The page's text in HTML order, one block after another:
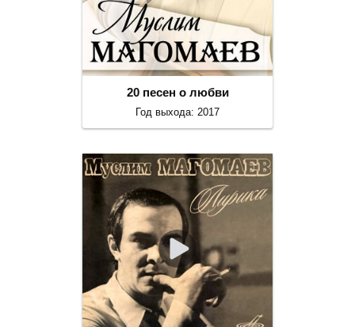
20 песен о любви
Год выхода: 2017